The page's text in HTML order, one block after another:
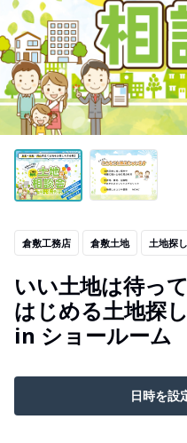
倉敷工務店 倉敷土地 土地探し
いい土地は待っ
はじめる土地探
in ショールーム
日時を設